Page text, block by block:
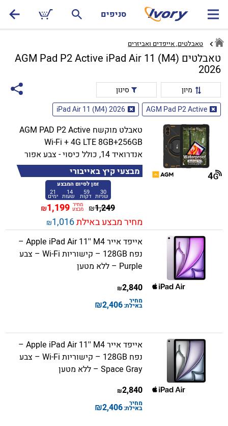
סניפים
טאבלטים, אייפדים ואביזרים
טאבלטים AGM Pad P2 Active iPad Air 11 (M4)
2026
מיון
סינון
AGM Pad P2 Active
iPad Air 11 (M4) 2026
טאבלט מוקשח AGM PAD P2 Active
Wi-Fi + 4G LTE 8GB+256GB
אנדרואיד 14, כולל כיסוי - צבע אפור
מבצעי קיץ באייבורי
זמן לסיום המבצע
29
שניות 59
דקות 14
שעות 21
ימים
1,249
₪ מחיר
מבצע 1,199
₪
מחיר מבצע באילת1,016
₪
אייפד אייר Apple iPad Air 11'' M4 –
נפח 128GB – קישוריות Wi-Fi – צבע
Purple – ללא מטען
2,840
₪
מחיר
באילת:2,406
₪
אייפד אייר Apple iPad Air 11'' M4 –
נפח 128GB – קישוריות Wi-Fi – צבע
Space Gray – ללא מטען
2,840
₪
מחיר
באילת:2,406
₪